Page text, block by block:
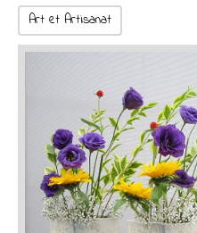
Art et Artisanat